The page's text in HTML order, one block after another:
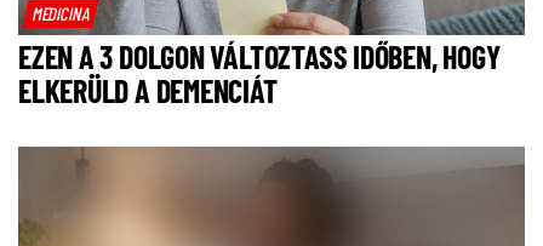
MEDICINA
EZEN A 3 DOLGON VÁLTOZTASS IDŐBEN, HOGY
ELKERÜLD A DEMENCIÁT